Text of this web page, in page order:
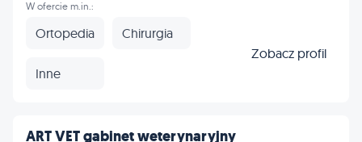
W ofercie m.in.:
Ortopedia Chirurgia
Inne
Zobacz profil
ART VET gabinet weterynaryjny